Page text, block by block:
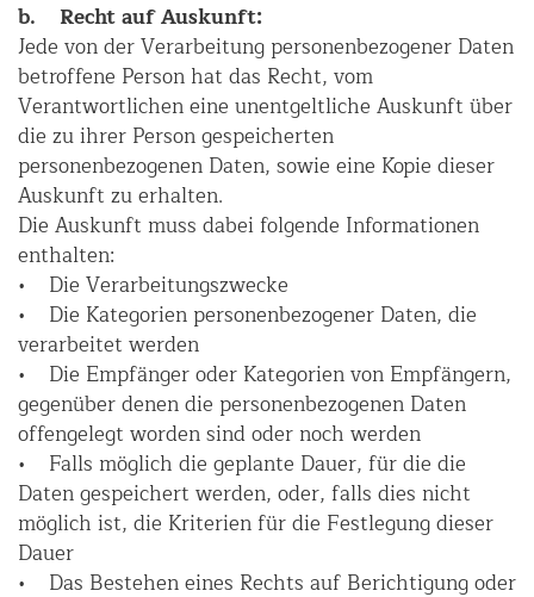
b. Recht auf Auskunft:
Jede von der Verarbeitung personenbezogener Daten
betroffene Person hat das Recht, vom
Verantwortlichen eine unentgeltliche Auskunft über
die zu ihrer Person gespeicherten
personenbezogenen Daten, sowie eine Kopie dieser
Auskunft zu erhalten.
Die Auskunft muss dabei folgende Informationen
enthalten:
• Die Verarbeitungszwecke
• Die Kategorien personenbezogener Daten, die
verarbeitet werden
• Die Empfänger oder Kategorien von Empfängern,
gegenüber denen die personenbezogenen Daten
offengelegt worden sind oder noch werden
• Falls möglich die geplante Dauer, für die die
Daten gespeichert werden, oder, falls dies nicht
möglich ist, die Kriterien für die Festlegung dieser
Dauer
• Das Bestehen eines Rechts auf Berichtigung oder